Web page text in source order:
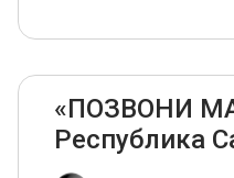
«ПОЗВОНИ
Республика